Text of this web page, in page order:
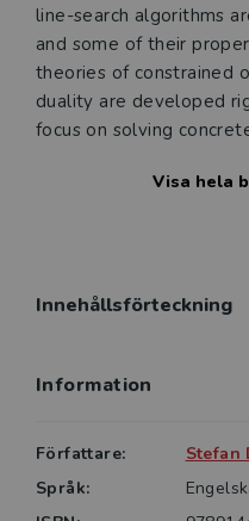
line-search algorithms
and some of their
theories of constrained
duality are developed
focus on solving
for which answers and
explanations, and
read independently.
Visa hela
Innehållsförteckning
Information
Författare:
Stefan
Språk: